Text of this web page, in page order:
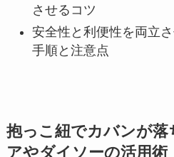
させるコツ
安全性と利便性を両立
手順と注意点
抱っこ紐でカバンが落
アやダイソーの活用術